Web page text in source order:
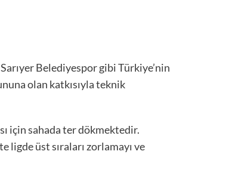
Belediyespor gibi Türkiye’nin
olan katkısıyla teknik
için sahada ter dökmektedir.
üst sıraları zorlamayı ve